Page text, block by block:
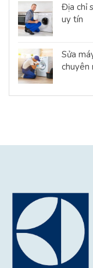
Địa chỉ
uy tín
Sửa
chuyên